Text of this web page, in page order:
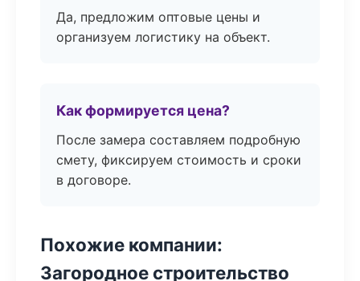
Да, предложим оптовые цены и
организуем логистику на объект.
Как формируется цена?
После замера составляем подробную
смету, фиксируем стоимость и сроки
в договоре.
Похожие компании:
Загородное строительство